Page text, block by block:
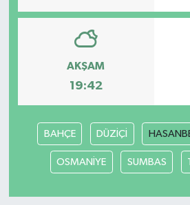
AKŞAM
19:42
BAHÇE DÜZİÇİ
OSMANİYE SUMBAS